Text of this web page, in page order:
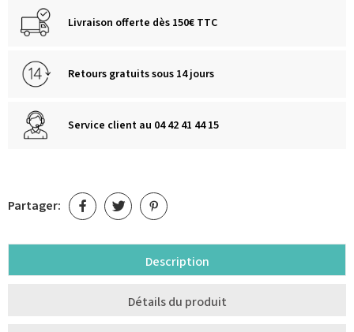
Livraison offerte dès 150€ TTC
Retours gratuits sous 14 jours
Service client au 04 42 41 44 15
Partager:
Description
Détails du produit